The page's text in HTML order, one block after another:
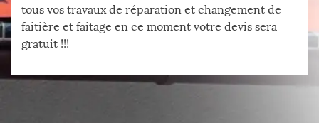
tous vos travaux de réparation et changement de
faitière et faitage en ce moment votre devis sera
gratuit !!!